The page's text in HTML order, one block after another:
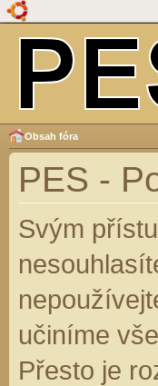
Obsah fóra
PES -
Svým
učiníme
Přesto je